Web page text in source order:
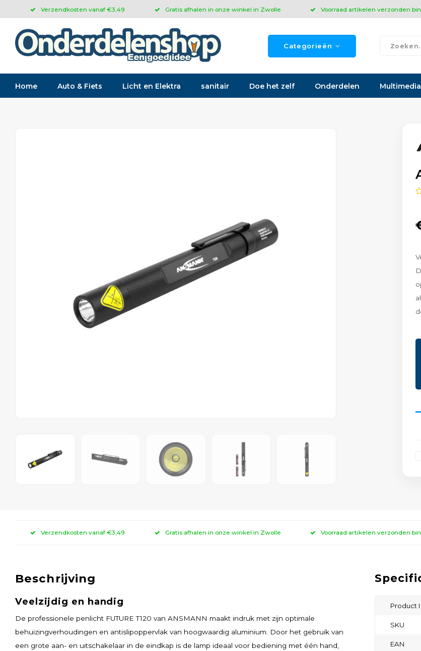
Verzendkosten vanaf €3,49 Gratis afhalen in onze winkel in Zwolle Voorraad artikelen verzonden
Categorieën
Home Auto & Fiets Licht en Elektra sanitair Doe het zelf Onderdelen Multimedia
Verzendkosten vanaf €3,49 Gratis afhalen in onze winkel in Zwolle Voorraad artikelen verzonden
Beschrijving
Veelzijdig en handig
De professionele penlicht FUTURE T120 van ANSMANN maakt indruk met zijn optimale
behuizingverhoudingen en antislipoppervlak van hoogwaardig aluminium. Door het gebruik van
een grote aan- en uitschakelaar in de eindkap is de lamp ideaal voor bediening met één hand,
Product
SKU
EAN